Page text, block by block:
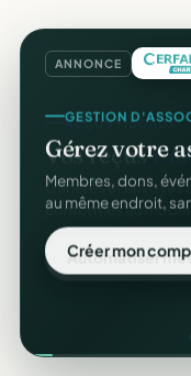
ANNONCE
GESTION
Gérez votre
Membres, dons,
au même endroit,
Créer mon